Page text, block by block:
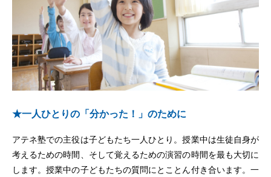
★一人ひとりの「分かった！」のために
アテネ塾での主役は子どもたち一人ひとり。授業中は生徒自身が
考えるための時間、そして覚えるための演習の時間を最も大切に
します。授業中の子どもたちの質問にとことん付き合います。一